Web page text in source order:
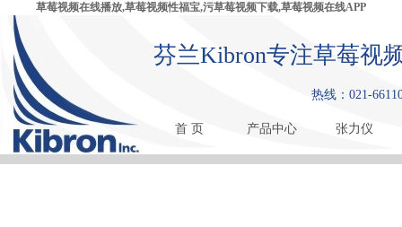
草莓视频在线播放,草莓视频性福宝,污草莓视频下载,草莓视频在线APP
芬兰Kibron专注草莓视
热线：021-
首 页 产品中心 张力仪